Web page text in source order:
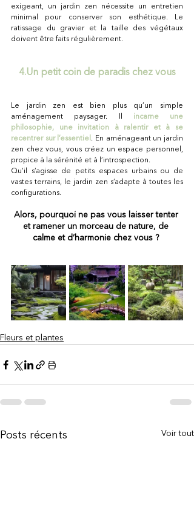
exigeant, un jardin zen nécessite un entretien
minimal pour conserver son esthétique. Le
ratissage du gravier et la taille des végétaux
doivent être faits régulièrement.
4.Un petit coin de paradis chez vous
Le jardin zen est bien plus qu’un simple
aménagement paysager. Il incarne une
philosophie, une invitation à ralentir et à se
recentrer sur l’essentiel . En aménageant un jardin
zen chez vous, vous créez un espace personnel,
propice à la sérénité et à l’introspection.
Qu’il s’agisse de petits espaces urbains ou de
vastes terrains, le jardin zen s’adapte à toutes les
configurations.
Alors, pourquoi ne pas vous laisser tenter
et ramener un morceau de nature, de
calme et d’harmonie chez vous ?
Fleurs et plantes
Posts récents Voir tout